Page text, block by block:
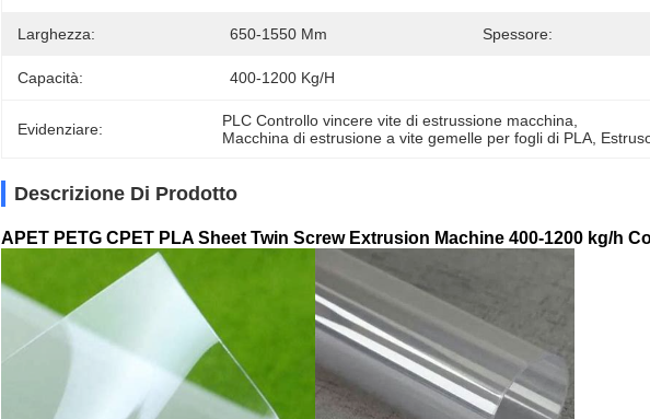
Larghezza: 650-1550 Mm Spessore:
Capacità: 400-1200 Kg/h
Evidenziare: PLC Controllo vincere vite di estrussione macchina
Macchina di estrusione a vite gemelle per fogli di PLA
Descrizione Di Prodotto
APET PETG CPET PLA Sheet Twin Screw Extrusion Machine 400-1200 kg/h